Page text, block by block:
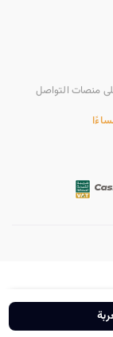
منصات التواصل